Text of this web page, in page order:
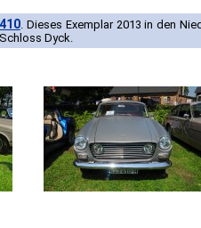
. Dieses Exemplar 2013 in den
Dyck.